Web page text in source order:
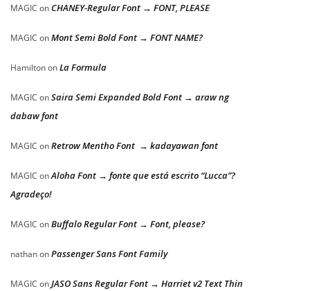
MAGIC on CHANEY-Regular Font → FONT, PLEASE
MAGIC onMont Semi Bold Font → FONT NAME?
HamiltononLa Formula
MAGIC onSaira Semi Expanded Bold Font → araw ng
dabaw font
MAGIC onRetrow Mentho Font → kadayawan font
MAGIC onAloha Font → fonte que está escrito “Lucca”?
Agradeço!
MAGIC onBuffalo Regular Font → Font, please?
nathanonPassenger Sans Font Family
MAGIC onJASO Sans Regular Font → Harriet v2 Text Thin